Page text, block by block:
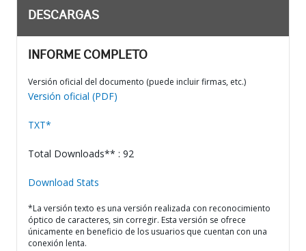
DESCARGAS
INFORME COMPLETO
Versión oficial del documento (puede incluir firmas, etc.)
Versión oficial (PDF)
TXT*
Total Downloads** : 92
Download Stats
*La versión texto es una versión realizada con reconocimiento
óptico de caracteres, sin corregir. Esta versión se ofrece
únicamente en beneficio de los usuarios que cuentan con una
conexión lenta.